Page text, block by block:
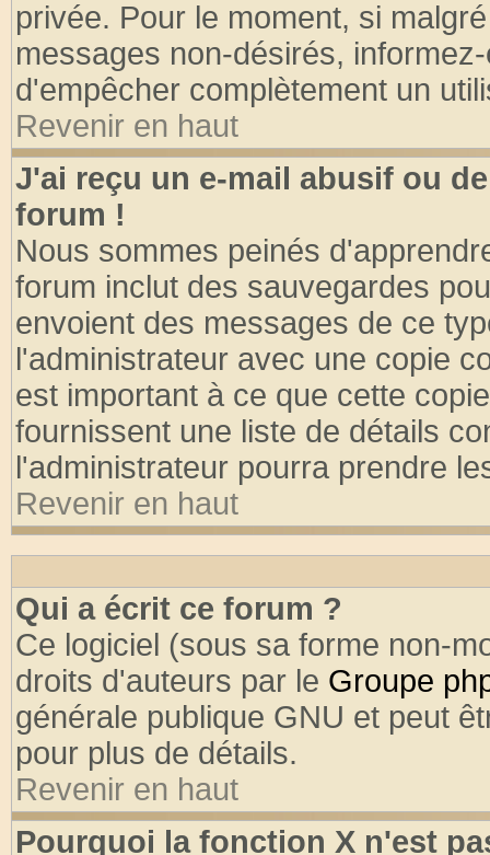
privée. Pour le moment, si
messages non-désirés,
d'empêcher complètement un
Revenir en haut
J'ai reçu un e-mail abusif ou
forum !
Nous sommes peinés
forum inclut des sauvegardes
envoient des messages de ce
l'administrateur avec une copie
est important à ce que cette
fournissent une liste de détails
l'administrateur pourra prendre
Revenir en haut
Qui a écrit ce forum ?
Ce logiciel (sous sa forme non-
droits d'auteurs par le Groupe
générale publique GNU et peut
pour plus de détails.
Revenir en haut
Pourquoi la fonction X n'est